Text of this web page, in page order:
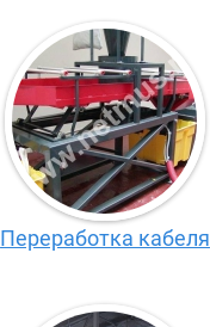
Переработка кабеля